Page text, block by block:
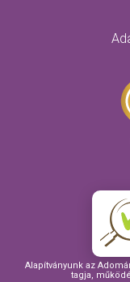
Alapítványunk az
tagja,